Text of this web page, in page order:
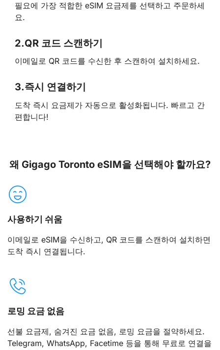
필요에 가장 적합한 eSIM 요금제를 선택하고 주문하세
요.
2.QR 코드 스캔하기
이메일로 QR 코드를 수신한 후 스캔하여 설치하세요.
3.즉시 연결하기
도착 즉시 요금제가 자동으로 활성화됩니다. 빠르고 간
편합니다!
왜 Gigago Toronto eSIM을 선택해야 할까요?
사용하기 쉬움
이메일로 eSIM을 수신하고, QR 코드를 스캔하여 설치하면
도착 즉시 연결됩니다.
로밍 요금 없음
선불 요금제, 숨겨진 요금 없음, 로밍 요금을 절약하세요.
Telegram, WhatsApp, Facetime 등을 통해 무료로 연결을